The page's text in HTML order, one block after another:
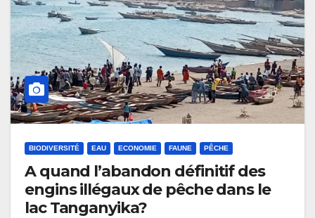
BIODIVERSITÉ EAU ECONOMIE FAUNE PÊCHE
A quand l’abandon définitif des
engins illégaux de pêche dans le
lac Tanganyika?